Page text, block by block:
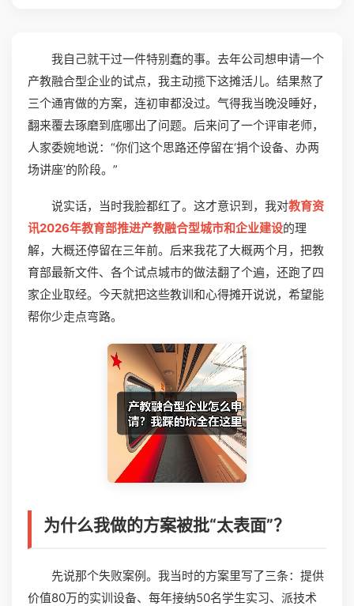
我自己就干过一件特别蠢的事。去年公司想申请一个
产教融合型企业的试点，我主动揽下这摊活儿。结果熬了
三个通宵做的方案，连初审都没过。气得我当晚没睡好，
翻来覆去琢磨到底哪出了问题。后来问了一个评审老师，
人家委婉地说：“你们这个思路还停留在‘捐个设备、办两
场讲座’的阶段。”
说实话，当时我脸都红了。这才意识到，我对教育资
讯2026年教育部推进产教融合型城市和企业建设的理
解，大概还停留在三年前。后来我花了大概两个月，把教
育部最新文件、各个试点城市的做法翻了个遍，还跑了四
家企业取经。今天就把这些教训和心得摊开说说，希望能
帮你少走点弯路。
为什么我做的方案被批“太表面”？
先说那个失败案例。我当时的方案里写了三条：提供
价值80万的实训设备、每年接纳50名学生实习、派技术